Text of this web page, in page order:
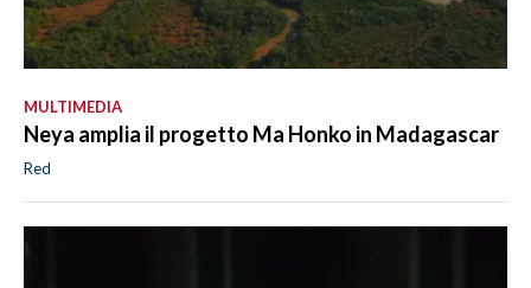
MULTIMEDIA
Neya amplia il progetto Ma Honko in Madagascar
Red